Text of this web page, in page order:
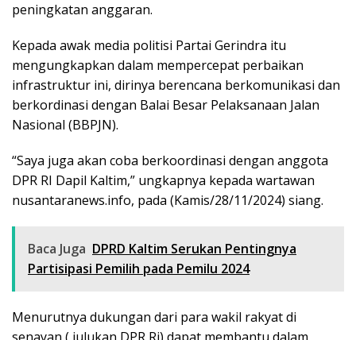
peningkatan anggaran.
Kepada awak media politisi Partai Gerindra itu
mengungkapkan dalam mempercepat perbaikan
infrastruktur ini, dirinya berencana berkomunikasi dan
berkordinasi dengan Balai Besar Pelaksanaan Jalan
Nasional (BBPJN).
“Saya juga akan coba berkoordinasi dengan anggota
DPR RI Dapil Kaltim,” ungkapnya kepada wartawan
nusantaranews.info, pada (Kamis/28/11/2024) siang.
Baca Juga DPRD Kaltim Serukan Pentingnya
Partisipasi Pemilih pada Pemilu 2024
Menurutnya dukungan dari para wakil rakyat di